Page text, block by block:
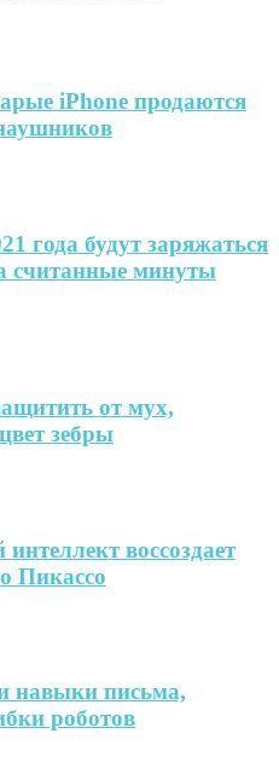
iPhone продаются
года будут заряжаться
считанные минуты
от мух,
зебры
воссоздает
Пикассо
навыки письма,
роботов